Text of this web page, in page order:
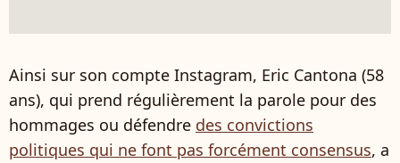
Ainsi sur son compte Instagram, Eric Cantona (58
ans), qui prend régulièrement la parole pour des
hommages ou défendre des convictions
politiques qui ne font pas forcément consensus, a